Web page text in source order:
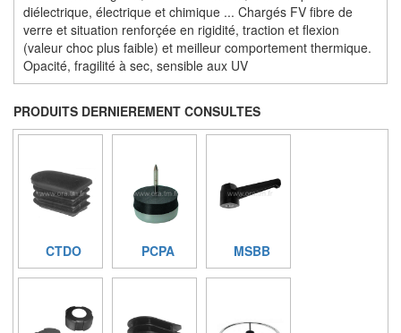
diélectrique, électrique et chimique ... Chargés FV fibre de
verre et situation renforçée en rigidité, traction et flexion
(valeur choc plus faible) et meilleur comportement thermique.
Opacité, fragilité à sec, sensible aux UV
PRODUITS DERNIEREMENT CONSULTES
CTDO PCPA MSBB